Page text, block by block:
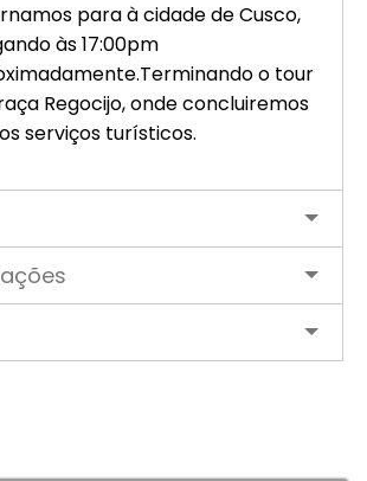
para à cidade de Cusco,
às 17:00pm
o tour
Regocijo, onde concluiremos
serviços turísticos.